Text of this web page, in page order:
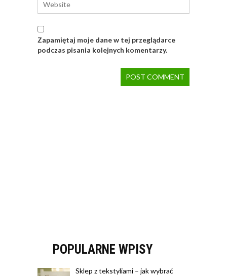
Zapamiętaj moje dane w tej przeglądarce
podczas pisania kolejnych komentarzy.
POPULARNE WPISY
Sklep z tekstyliami – jak wybrać